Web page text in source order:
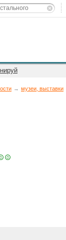
→ музеи, выставки